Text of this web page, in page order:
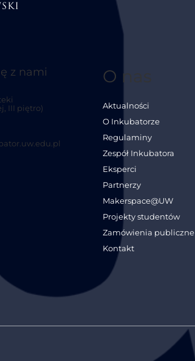
z nami
III piętro)
O nas
Aktualności
O Inkubatorze
Regulaminy
Zespół Inkubatora
Eksperci
Partnerzy
Makerspace@UW
Projekty studentów
Zamówienia publiczne
Kontakt